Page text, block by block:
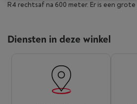
R4 rechtsaf na 600 meter. Er is een grote
Diensten in deze winkel